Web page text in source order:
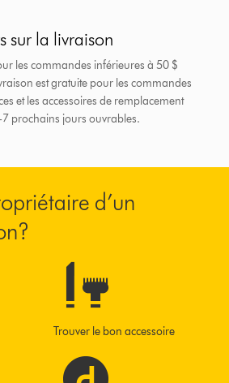
sur la livraison
les commandes inférieures à 50 $
est gratuite pour les commandes
et les accessoires de remplacement
prochains jours ouvrables.
d’un
Trouver le bon accessoire